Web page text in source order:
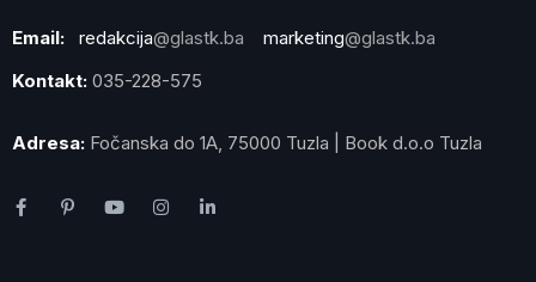
Email: redakcija@glastk.ba marketing@glastk.ba
Kontakt: 035-228-575
Adresa: Fočanska do 1A, 75000 Tuzla | Book d.o.o Tuzla